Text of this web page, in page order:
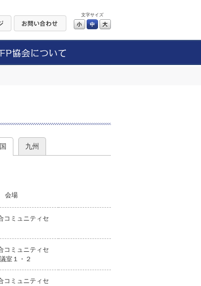
文字サイズ
小 中
九州
会場
コミュニティセ
コミュニティセ
室１・２
コミュニティセ